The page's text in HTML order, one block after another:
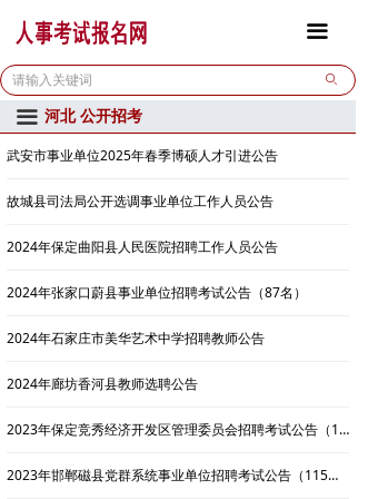
끀
首页
报名通道
公开招考
ꄙ
武安市事业单位2025年春季博硕人才引进公告
故城县司法局公开选调事业单位工作人员公告
2024年保定曲阳县人民医院招聘工作人员公告
2024年张家口蔚县事业单位招聘考试公告（87名）
2024年石家庄市美华艺术中学招聘教师公告
2024年廊坊香河县教师选聘公告
2023年保定竞秀经济开发区管理委员会招聘考试公告（15名）
2023年邯郸磁县党群系统事业单位招聘考试公告（115名）
河北 公开招考
끀
全部
北京
天津
吉林
黑龙江
上海